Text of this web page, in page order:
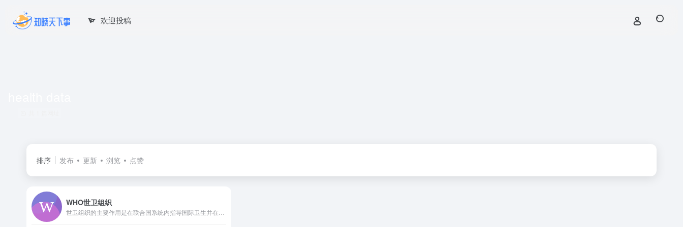
欢迎投稿
排序 发布 更新 浏览 点赞
WHO世卫组织